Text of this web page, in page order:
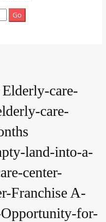
care-
care-
land-into-a-
center-
Franchise A-
for-